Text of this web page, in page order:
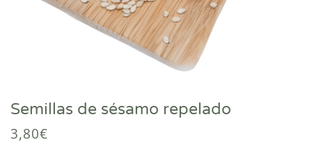
Semillas de sésamo repelado
3,80€